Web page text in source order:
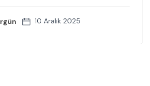
10 Aralık 2025